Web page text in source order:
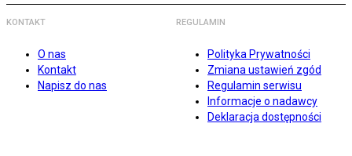
KONTAKT
O nas
Kontakt
Napisz do nas
REGULAMIN
Polityka Prywatności
Zmiana ustawień zgód
Regulamin serwisu
Informacje o nadawcy
Deklaracja dostępności